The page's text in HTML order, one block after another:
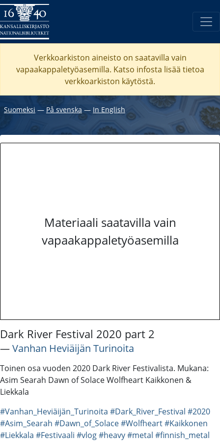
Verkkoarkiston aineisto on saatavilla vain
vapaakappaletyöasemilla. Katso infosta lisää tietoa
verkkoarkiston käytöstä.
Suomeksi ― På svenska ― In English
Materiaali saatavilla vain
vapaakappaletyöasemilla
Dark River Festival 2020 part 2
―Vanhan Heviäijän Turinoita
Toinen osa vuoden 2020 Dark River Festivalista. Mukana:
Asim Searah Dawn of Solace Wolfheart Kaikkonen &
Liekkala
#Vanhan_Heviäijän_Turinoita #Dark_River_Festival #2020
#Asim_Searah #Dawn_of_Solace#Wolfheart#Kaikkonen
#Liekkala #Festivaali #vlog#heavy#metal #finnish_metal